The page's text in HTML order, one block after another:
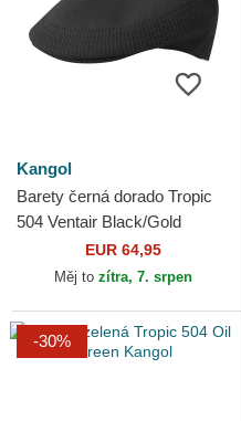
Kangol
Barety černá dorado Tropic
504 Ventair Black/Gold
EUR 64,95
Měj to zítra, 7. srpen
-30%